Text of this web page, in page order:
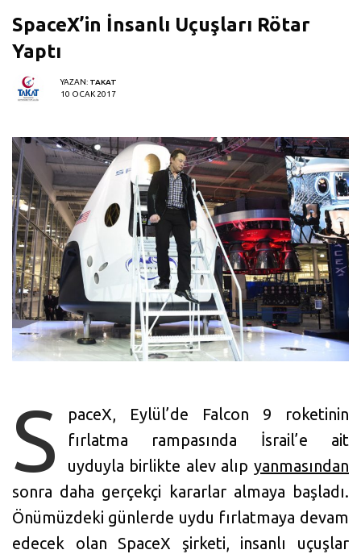
SpaceX’in İnsanlı Uçuşları Rötar
Yaptı
YAZAN: TAKAT
10 OCAK 2017
S
paceX, Eylül’de Falcon 9 roketinin
fırlatma rampasında İsrail’e ait
uyduyla birlikte alev alıp yanmasından
sonra daha gerçekçi kararlar almaya başladı.
Önümüzdeki günlerde uydu fırlatmaya devam
edecek olan SpaceX şirketi, insanlı uçuşlar